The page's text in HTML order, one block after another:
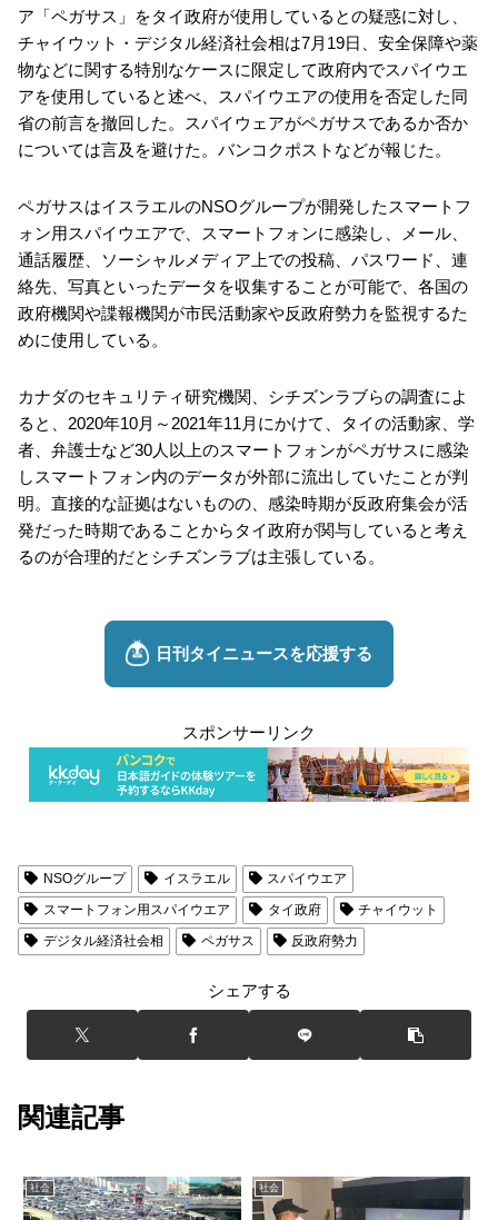
ア「ペガサス」をタイ政府が使用しているとの疑惑に対し、
チャイウット・デジタル経済社会相は7月19日、安全保障や薬
物などに関する特別なケースに限定して政府内でスパイウエ
アを使用していると述べ、スパイウエアの使用を否定した同
省の前言を撤回した。スパイウェアがペガサスであるか否か
については言及を避けた。バンコクポストなどが報じた。
ペガサスはイスラエルのNSOグループが開発したスマートフ
ォン用スパイウエアで、スマートフォンに感染し、メール、
通話履歴、ソーシャルメディア上での投稿、パスワード、連
絡先、写真といったデータを収集することが可能で、各国の
政府機関や諜報機関が市民活動家や反政府勢力を監視するた
めに使用している。
カナダのセキュリティ研究機関、シチズンラブらの調査によ
ると、2020年10月～2021年11月にかけて、タイの活動家、学
者、弁護士など30人以上のスマートフォンがペガサスに感染
しスマートフォン内のデータが外部に流出していたことが判
明。直接的な証拠はないものの、感染時期が反政府集会が活
発だった時期であることからタイ政府が関与していると考え
るのが合理的だとシチズンラブは主張している。
スポンサーリンク
NSOグループ イスラエル
スパイウエア
スマートフォン用スパイウエア
タイ政府
チャイウット
デジタル経済社会相
ペガサス 反政府勢力
シェアする
関連記事
社会 社会